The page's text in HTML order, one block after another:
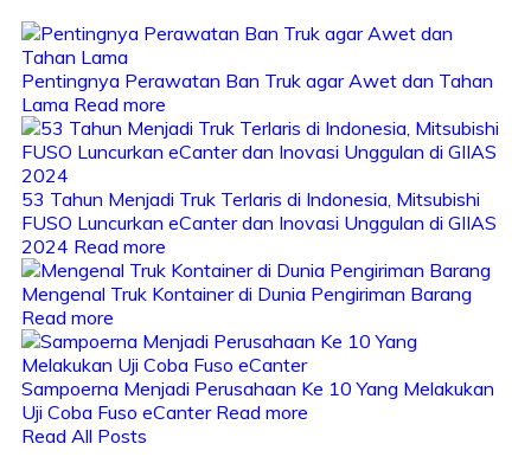
Pentingnya Perawatan Ban Truk agar Awet dan Tahan
Lama Read more
53 Tahun Menjadi Truk Terlaris di Indonesia, Mitsubishi
FUSO Luncurkan eCanter dan Inovasi Unggulan di GIIAS
2024 Read more
Mengenal Truk Kontainer di Dunia Pengiriman Barang
Read more
Sampoerna Menjadi Perusahaan Ke 10 Yang Melakukan
Uji Coba Fuso eCanter Read more
Read All Posts